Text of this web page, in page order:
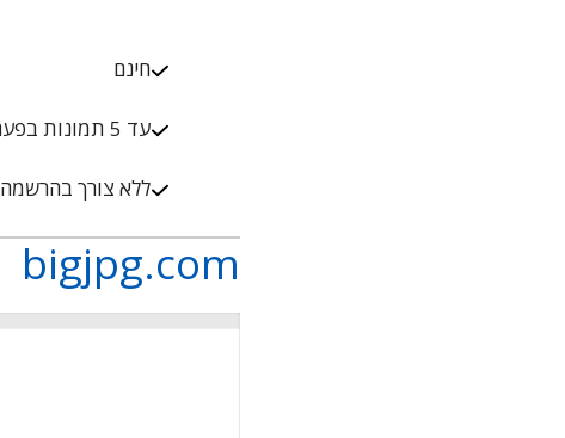
חינם
עד 5 תמונות בפעם אחת
ללא צורך בהרשמה
bigjpg.com